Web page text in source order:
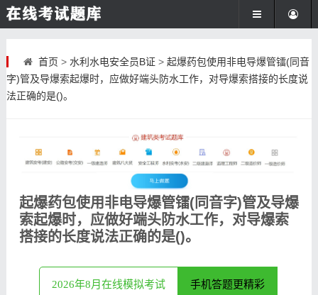
首页 > 水利水电安全员B证> 起爆药包使用非电导爆管镭(同音
字)管及导爆索起爆时，应做好端头防水工作，对导爆索搭接的长度说
法正确的是()。
起爆药包使用非电导爆管镭(同音字)管及导爆
索起爆时，应做好端头防水工作，对导爆索
搭接的长度说法正确的是()。
2026年8月在线模拟考试 手机答题更精彩